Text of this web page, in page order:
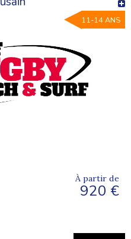
11-14 ANS
À partir de
920 €